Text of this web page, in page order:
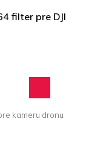
filter pre DJI
kameru dronu